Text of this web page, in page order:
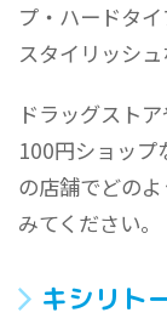
プ・ハードタ
スタイリッシュ
ドラッグスト
100円ショップ
の店舗でどの
みてください。
キシリト